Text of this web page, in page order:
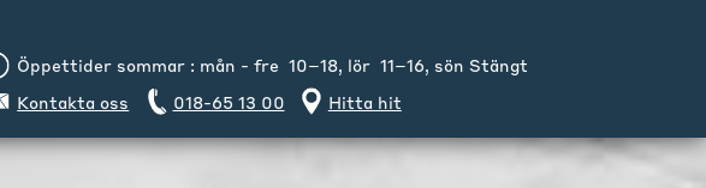
Öppettider sommar : mån - fre 10–18, lör 11–16, sön Stängt
Kontakta oss
018-65 13 00 Hitta hit